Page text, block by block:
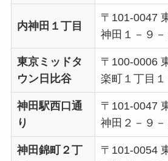
内神田１丁目
〒101-0047
神田１－９－
東京ミッドタ
ウン日比谷
〒100-0006
楽町１丁目１
神田駅西口通
り
〒101-0047
神田２－９－
神田錦町２丁
〒101-0054